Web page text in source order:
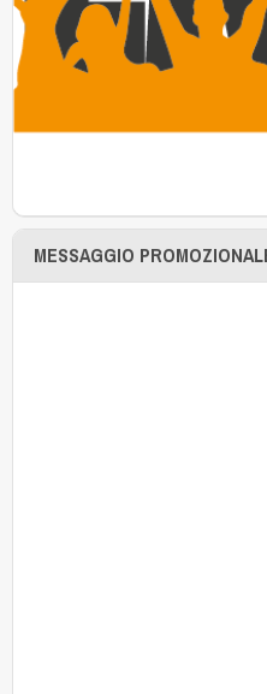
MESSAGGIO